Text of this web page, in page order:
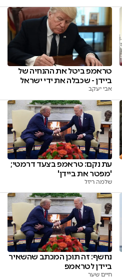
טראמפ ביטל את ההנחיה של
ביידן - שכבלה את ידי ישראל
אבי יעקב
עת נקם: טראמפ בצעד דרמטי;
'מפטר את ביידן'
שלמה ריזל
נחשף: זה תוכן המכתב שהשאיר
ביידן לטראמפ
חיים שער